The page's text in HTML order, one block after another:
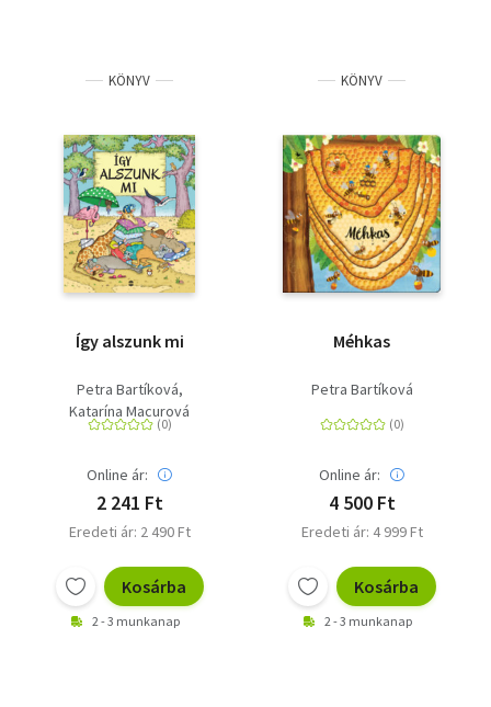
KÖNYV
Így alszunk mi
Petra Bartíková
Katarína Macurová
Online ár:
2 241 Ft
Eredeti ár: 2 490 Ft
Kosárba
2 - 3 munkanap
KÖNYV
Méhkas
Petra Bartíková
Online ár:
4 500 Ft
Eredeti ár: 4 999 Ft
Kosárba
2 - 3 munkanap